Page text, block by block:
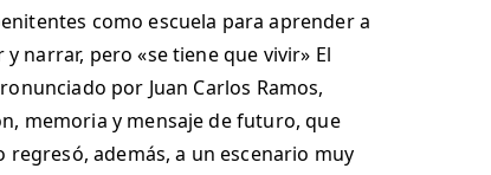
como escuela para aprender a
narrar, pero «se tiene que vivir» El
por Juan Carlos Ramos,
memoria y mensaje de futuro, que
además, a un escenario muy